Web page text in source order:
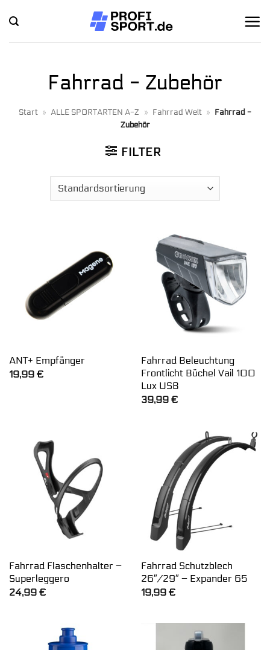
Inhalt
springen
Fahrrad - Zubehör
Start » ALLE SPORTARTEN A-Z » Fahrrad Welt » Fahrrad -
Zubehör
FILTER
ANT+ Empfänger
19,99 €
Fahrrad Beleuchtung
Frontlicht Büchel Vail 100
Lux USB
39,99 €
Fahrrad Flaschenhalter –
Superleggero
24,99 €
Fahrrad Schutzblech
26″/29″ – Expander 65
19,99 €